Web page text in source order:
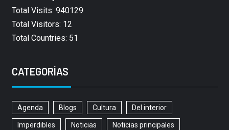
Total Visits: 940129
Total Visitors: 12
Total Countries: 51
CATEGORÍAS
Agenda Blogs Cultura Del interior
Imperdibles Noticias Noticias principales